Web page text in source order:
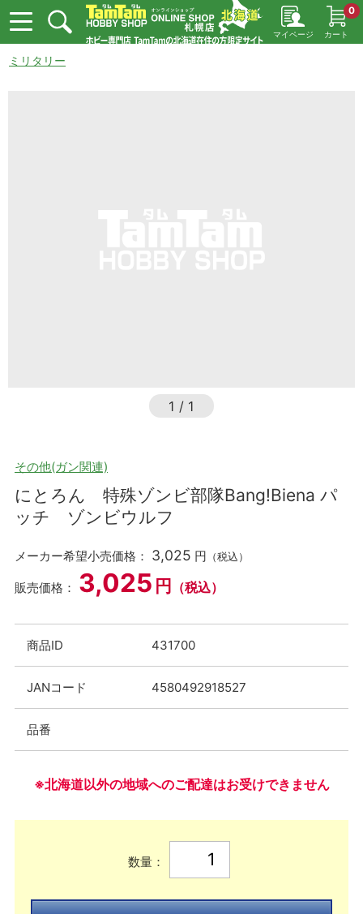
マイページ カート
0
ミリタリー
1 / 1
その他(ガン関連)
にとろん 特殊ゾンビ部隊Bang!Biena パ
ッチ ゾンビウルフ
メーカー希望小売価格： 3,025 円 （税込）
販売価格： 3,025 円 （税込）
商品ID 431700
JANコード 4580492918527
品番
※北海道以外の地域へのご配達はお受けできません
数量：